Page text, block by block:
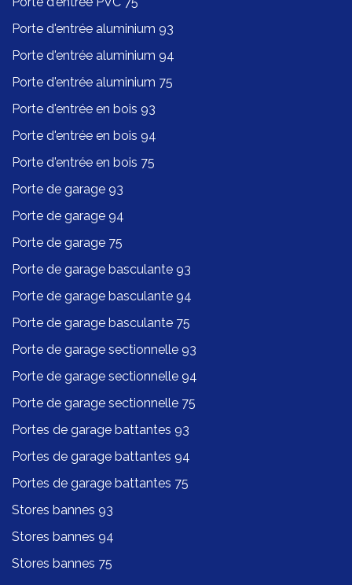
Porte d'entrée aluminium 93
Porte d'entrée aluminium 94
Porte d'entrée aluminium 75
Porte d'entrée en bois 93
Porte d'entrée en bois 94
Porte d'entrée en bois 75
Porte de garage 93
Porte de garage 94
Porte de garage 75
Porte de garage basculante 93
Porte de garage basculante 94
Porte de garage basculante 75
Porte de garage sectionnelle 93
Porte de garage sectionnelle 94
Porte de garage sectionnelle 75
Portes de garage battantes 93
Portes de garage battantes 94
Portes de garage battantes 75
Stores bannes 93
Stores bannes 94
Stores bannes 75